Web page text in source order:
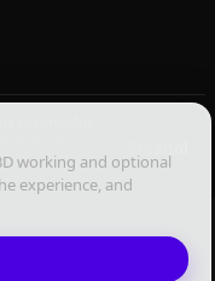
working and optional
experience, and
reservados